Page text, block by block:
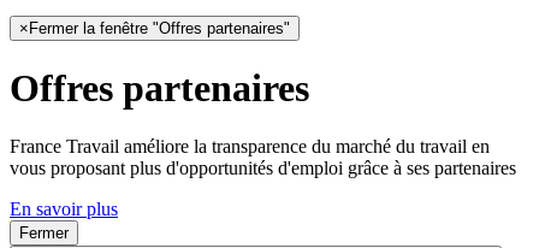
×Fermer la fenêtre "Offres partenaires"
Offres partenaires
France Travail améliore la transparence du marché du travail en
vous proposant plus d'opportunités d'emploi grâce à ses partenaires
En savoir plus
Fermer